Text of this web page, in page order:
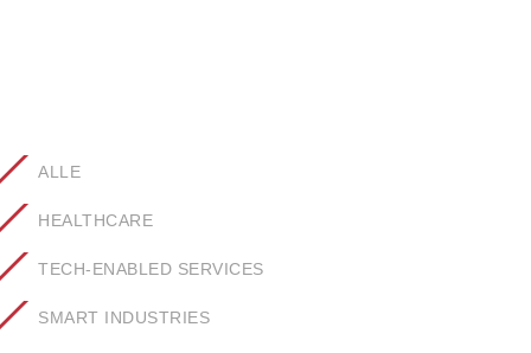
ALLE
HEALTHCARE
TECH-ENABLED SERVICES
SMART INDUSTRIES